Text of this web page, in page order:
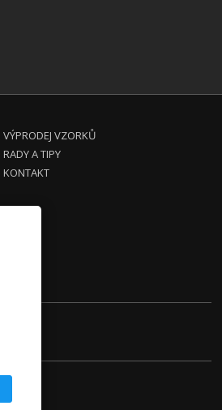
VÝPRODEJ VZORKŮ
RADY A TIPY
KONTAKT